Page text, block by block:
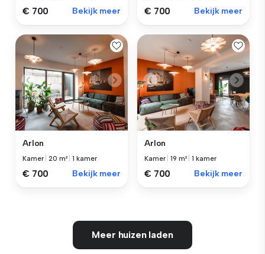
€ 700 Bekijk meer € 700 Bekijk meer
Arlon
Kamer 20 m² |1 kamer
€ 700 Bekijk meer
Arlon
Kamer |19 m² |1 kamer
€ 700 Bekijk meer
Meer huizen laden